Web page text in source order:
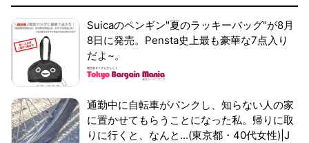
Suicaのペンギン"夏のラッキーバッグ"が8月
8日に発売。Pensta史上最も豪華な7点入り
だよ~。
通勤中に自転車がパンクし、知らない人の家
に置かせてもらうことになった私。帰りに取
りに行くと、なんと...(東京都・40代女性)|J